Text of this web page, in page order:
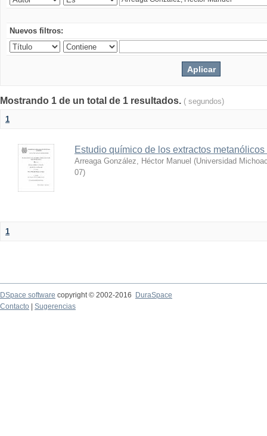
Nuevos filtros:
Mostrando 1 de un total de 1 resultados. ( segundos)
1
Estudio químico de los extractos
Arreaga González, Héctor Manuel (Universidad
07)
1
DSpace software copyright © 2002-2016
DuraSpace
Contacto
Sugerencias